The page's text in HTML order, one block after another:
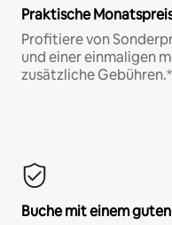
Praktische
Profitiere von
und einer einmaligen
zusätzliche Gebühren.*
Buche mit einem